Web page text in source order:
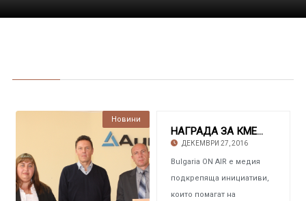
Новини
НАГРАДА ЗА КМЕТА НА ОБЩИНА ЧЕЛОПЕЧ От класа
ДЕКЕМВРИ 27, 2016
Bulgaria ON AIR е медия
подкрепяща инициативи,
които помагат на